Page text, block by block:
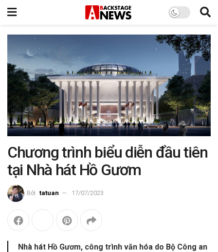
Chương trình biểu diễn đầu tiên
tại Nhà hát Hồ Gươm
Bởi tatuan 17/07/2023
Nhà hát Hồ Gươm, công trình văn hóa do Bộ Công an